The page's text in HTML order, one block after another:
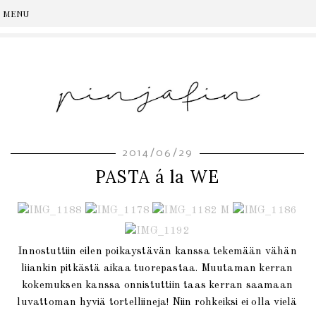
2014/06/29
PASTA á la WE
Innostuttiin eilen poikaystävän kanssa tekemään vähän
liiankin pitkästä aikaa tuorepastaa. Muutaman kerran
kokemuksen kanssa onnistuttiin taas kerran saamaan
luvattoman hyviä tortelliineja! Niin rohkeiksi ei olla vielä